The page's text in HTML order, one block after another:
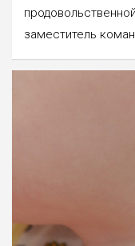
заместитель